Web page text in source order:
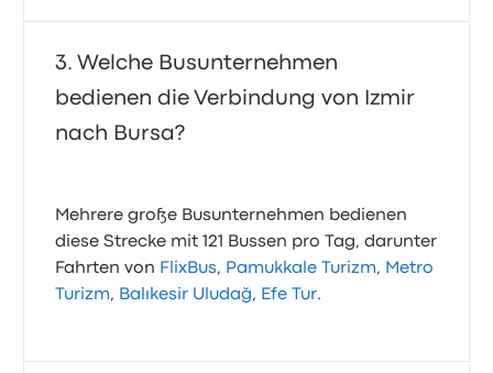
Welche Busunternehmen
bedienen die Verbindung von Izmir
nach Bursa?
Mehrere große Busunternehmen bedienen
diese Strecke mit 121 Bussen pro Tag, darunter
Fahrten von FlixBus, Pamukkale Turizm, Metro
Turizm, Balıkesir Uludağ, Efe Tur.